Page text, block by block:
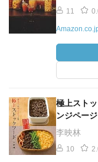
11
極上スト
ンジペー
李映林
10